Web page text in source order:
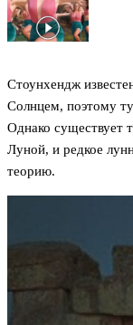
Стоунхендж
Солнцем, поэтому
Однако существует
Луной, и редкое
теорию.